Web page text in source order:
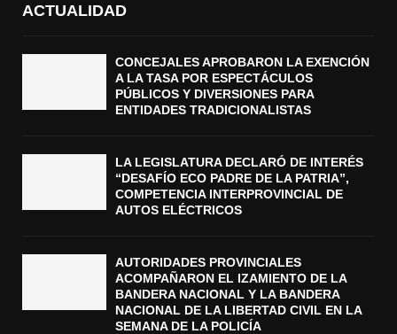
ACTUALIDAD
CONCEJALES APROBARON LA EXENCIÓN
A LA TASA POR ESPECTÁCULOS
PÚBLICOS Y DIVERSIONES PARA
ENTIDADES TRADICIONALISTAS
LA LEGISLATURA DECLARÓ DE INTERÉS
“DESAFÍO ECO PADRE DE LA PATRIA”,
COMPETENCIA INTERPROVINCIAL DE
AUTOS ELÉCTRICOS
AUTORIDADES PROVINCIALES
ACOMPAÑARON EL IZAMIENTO DE LA
BANDERA NACIONAL Y LA BANDERA
NACIONAL DE LA LIBERTAD CIVIL EN LA
SEMANA DE LA POLICÍA